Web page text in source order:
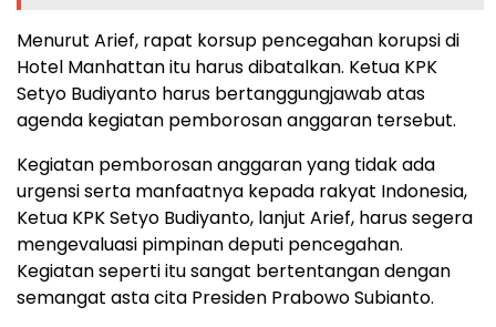
Menurut Arief, rapat korsup pencegahan korupsi di
Hotel Manhattan itu harus dibatalkan. Ketua KPK
Setyo Budiyanto harus bertanggungjawab atas
agenda kegiatan pemborosan anggaran tersebut.
Kegiatan pemborosan anggaran yang tidak ada
urgensi serta manfaatnya kepada rakyat Indonesia,
Ketua KPK Setyo Budiyanto, lanjut Arief, harus segera
mengevaluasi pimpinan deputi pencegahan.
Kegiatan seperti itu sangat bertentangan dengan
semangat asta cita Presiden Prabowo Subianto.